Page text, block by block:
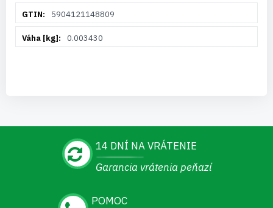
5904121148809
0.003430
14 DNÍ NA VRÁTENIE
Garancia vrátenia peňazí
POMOC